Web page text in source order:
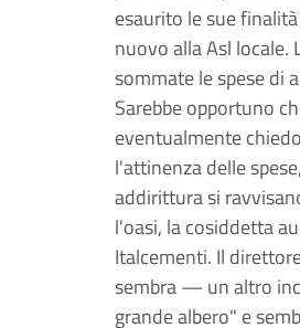
esaurito le sue
nuovo alla Asl locale.
sommate le spese di
Sarebbe opportuno
eventualmente
l'attinenza delle
addirittura si
l'oasi, la cosiddetta
Italcementi. Il
sembra — un altro
grande albero" e